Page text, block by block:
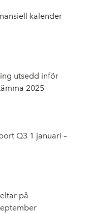
kalender
utsedd inför
2025
Q3 1 januari –
på